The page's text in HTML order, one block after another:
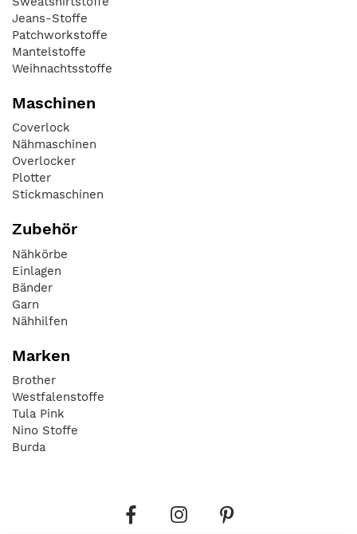
Jeans-Stoffe
Patchworkstoffe
Mantelstoffe
Weihnachtsstoffe
Maschinen
Coverlock
Nähmaschinen
Overlocker
Plotter
Stickmaschinen
Zubehör
Nähkörbe
Einlagen
Bänder
Garn
Nähhilfen
Marken
Brother
Westfalenstoffe
Tula Pink
Nino Stoffe
Burda